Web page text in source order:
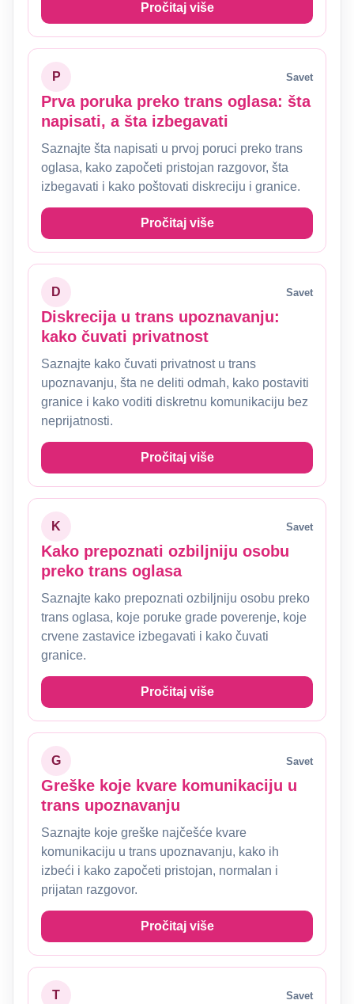
Pročitaj više
P Savet
Prva poruka preko trans oglasa: šta
napisati, a šta izbegavati
Saznajte šta napisati u prvoj poruci preko trans
oglasa, kako započeti pristojan razgovor, šta
izbegavati i kako poštovati diskreciju i granice.
Pročitaj više
D Savet
Diskrecija u trans upoznavanju:
kako čuvati privatnost
Saznajte kako čuvati privatnost u trans
upoznavanju, šta ne deliti odmah, kako postaviti
granice i kako voditi diskretnu komunikaciju bez
neprijatnosti.
Pročitaj više
K Savet
Kako prepoznati ozbiljniju osobu
preko trans oglasa
Saznajte kako prepoznati ozbiljniju osobu preko
trans oglasa, koje poruke grade poverenje, koje
crvene zastavice izbegavati i kako čuvati
granice.
Pročitaj više
G Savet
Greške koje kvare komunikaciju u
trans upoznavanju
Saznajte koje greške najčešće kvare
komunikaciju u trans upoznavanju, kako ih
izbeći i kako započeti pristojan, normalan i
prijatan razgovor.
Pročitaj više
T Savet